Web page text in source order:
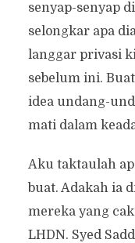
senyap-senyap
selongkar apa
langgar privasi
sebelum ini.
idea undang-
mati dalam
Aku taktaulah
buat. Adakah ia
mereka yang
LHDN. Syed